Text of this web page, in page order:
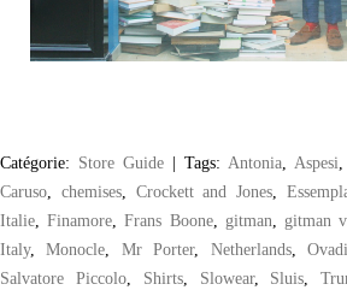
Catégorie: Store Guide | Tags: Antonia Aspesi
Caruso
chemises, Crockett and Jones
Italie ,Finamore ,Frans Boone, gitman gitman
Italy,Monocle Mr Porter, Netherlands,
Salvatore Piccolo, Shirts, Slowear, Sluis ,